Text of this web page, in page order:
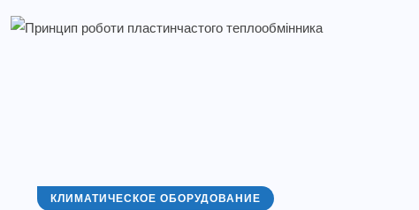
КЛИМАТИЧЕСКОЕ ОБОРУДОВАНИЕ